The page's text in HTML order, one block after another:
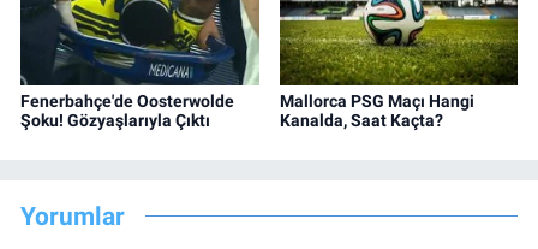
Fenerbahçe'de Oosterwolde
Şoku! Gözyaşlarıyla Çıktı
Mallorca PSG Maçı Hangi
Kanalda, Saat Kaçta?
Yorumlar